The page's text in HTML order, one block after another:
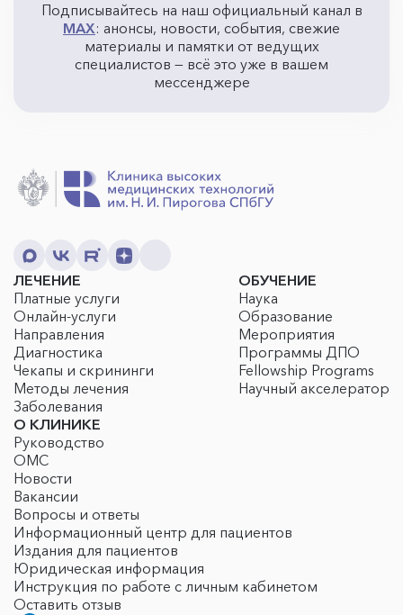
Подписывайтесь на наш официальный канал в
MAX: анонсы, новости, события, свежие
материалы и памятки от ведущих
специалистов — всё это уже в вашем
мессенджере
ЛЕЧЕНИЕ
Платные услуги
Онлайн-услуги
Направления
Диагностика
Чекапы и скрининги
Методы лечения
Заболевания
ОБУЧЕНИЕ
Наука
Образование
Мероприятия
Программы ДПО
Fellowship Programs
Научный акселератор
О КЛИНИКЕ
Руководство
ОМС
Новости
Вакансии
Вопросы и ответы
Информационный центр для пациентов
Издания для пациентов
Юридическая информация
Инструкция по работе с личным кабинетом
Оставить отзыв